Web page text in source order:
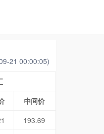
21 00:00:05)
中间价
193.69